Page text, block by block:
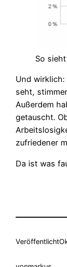
So
Und
seht,
Außerdem
getauscht.
zufriedener
Da ist was
Veröffentlicht